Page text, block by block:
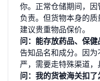
你。正常仓储期间，
负责。但货物本身的
建议贵重物品保价。
问：能存放药品、保健
告知品名和成分。因
严，需要走特殊渠道，
问：我的货被海关扣了